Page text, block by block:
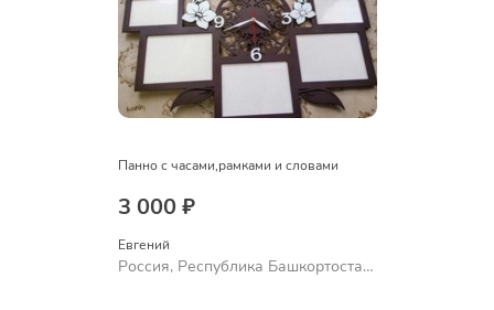
Панно с часами,рамками и словами
3 000 ₽
Евгений
Россия, Республика Башкортостан,